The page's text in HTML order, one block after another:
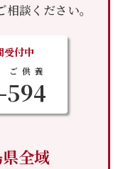
談ください。
受付中
-594
ご供養
全域